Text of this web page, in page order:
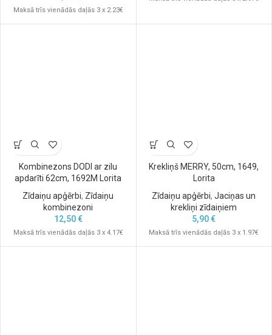
Maksā trīs vienādās daļās 3 x 2.23€
Kombinezons DODI ar zilu
apdarīti 62cm, 1692M Lorita
Zīdaiņu apģērbi, Zīdaiņu
kombinezoni
12,50€
Maksā trīs vienādās daļās 3 x 4.17€
Krekliņš MERRY, 50cm, 1649,
Lorita
Zīdaiņu apģērbi,Jaciņas un
krekliņi zīdaiņiem
5,90€
Maksā trīs vienādās daļās 3 x 1.97€